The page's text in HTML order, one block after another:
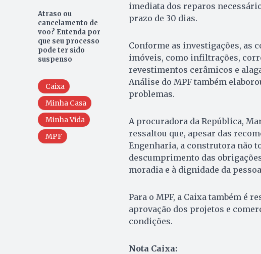
Atraso ou
cancelamento de
voo? Entenda por
que seu processo
pode ter sido
suspenso
Caixa
Minha Casa
Minha Vida
MPF
imediata dos reparos
prazo de 30 dias.
Conforme as investigações, as
imóveis, como infiltrações,
revestimentos cerâmicos e
Análise do MPF também
problemas.
A procuradora da República,
ressaltou que, apesar das
Engenharia, a construtora não
descumprimento das
moradia e à dignidade da
Para o MPF, a Caixa também é
aprovação dos projetos e
condições.
Nota Caixa: